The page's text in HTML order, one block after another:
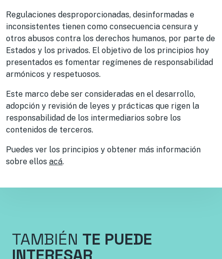
Regulaciones desproporcionadas, desinformadas e
inconsistentes tienen como consecuencia censura y
otros abusos contra los derechos humanos, por parte de
Estados y los privados. El objetivo de los principios hoy
presentados es fomentar regímenes de responsabilidad
armónicos y respetuosos.
Este marco debe ser consideradas en el desarrollo,
adopción y revisión de leyes y prácticas que rigen la
responsabilidad de los intermediarios sobre los
contenidos de terceros.
Puedes ver los principios y obtener más información
sobre ellos acá.
TAMBIÉN TE PUEDE
INTERESAR